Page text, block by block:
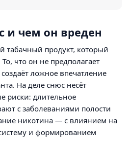
и чем он вреден
продукт, который
что он не предполагает
ложное впечатление
На деле снюс несёт
риски: длительное
с заболеваниями полости
никотина — с влиянием на
и формированием